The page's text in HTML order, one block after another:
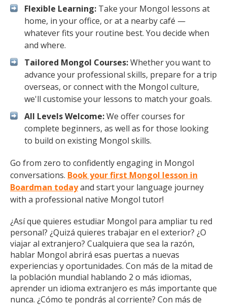
Flexible Learning: Take your Mongol lessons at
home, in your office, or at a nearby café —
whatever fits your routine best. You decide when
and where.
Tailored Mongol Courses:Whether you want to
advance your professional skills, prepare for a trip
overseas, or connect with the Mongol culture,
we'll customise your lessons to match your goals.
All Levels Welcome:We offer courses for
complete beginners, as well as for those looking
to build on existing Mongol skills.
Go from zero to confidently engaging in Mongol
conversations. Book your first Mongol lesson in
Boardman todayand start your language journey
with a professional native Mongol tutor!
¿Así que quieres estudiar Mongol para ampliar tu red
personal? ¿Quizá quieres trabajar en el exterior? ¿O
viajar al extranjero? Cualquiera que sea la razón,
hablar Mongol abrirá esas puertas a nuevas
experiencias y oportunidades. Con más de la mitad de
la población mundial hablando 2 o más idiomas,
aprender un idioma extranjero es más importante que
nunca. ¿Cómo te pondrás al corriente? Con más de